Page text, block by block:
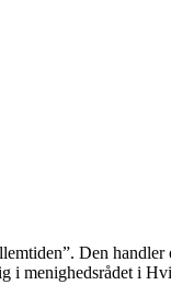
Den
menighedsrådet i